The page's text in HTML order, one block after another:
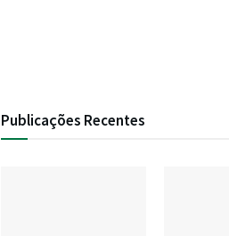
Publicações Recentes